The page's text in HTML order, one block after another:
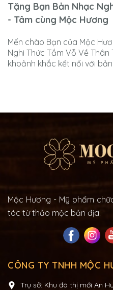
Tặng Bạn Bản Nhạc
- Tâm cùng Mộc Hương
Mến chào Bạn của Mộc
Nghi Thức Tắm Vỗ Về
khoảnh khắc kết nối với
Mộc Hương - Mỹ phẩm
tóc từ thảo mộc bản địa.
CÔNG TY TNHH MỘC
Trụ sở: Khu đô thị mới An